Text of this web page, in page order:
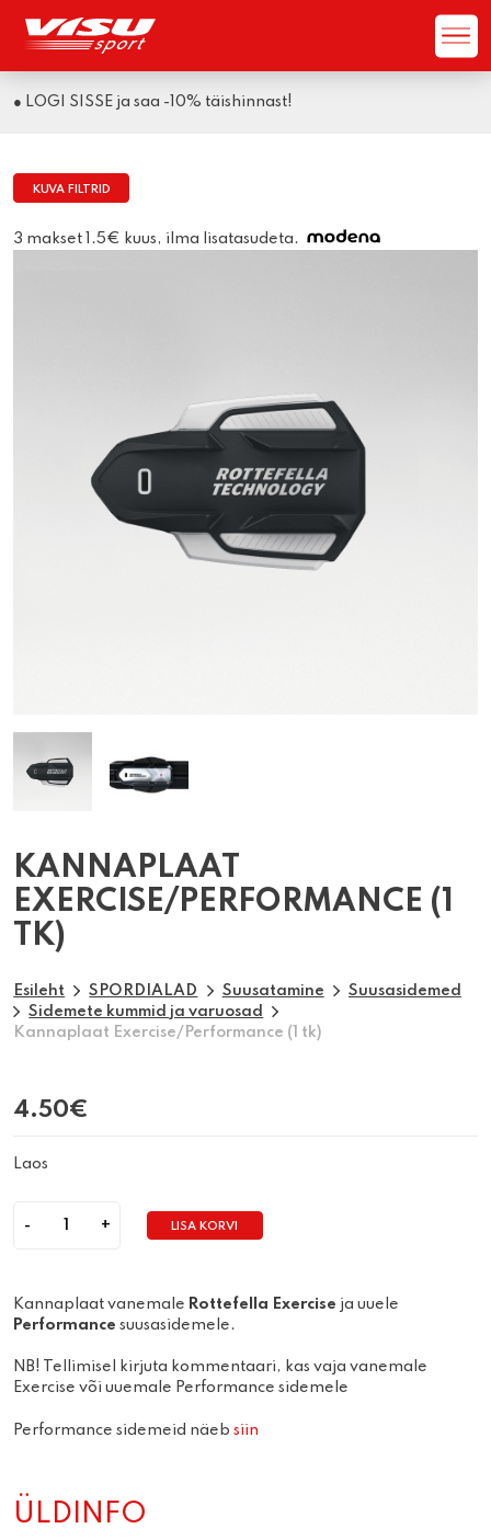
● LOGI SISSE ja saa -10% täishinnast!
KUVA FILTRID
3 makset 1.5€ kuus, ilma lisatasudeta.
KANNAPLAAT
EXERCISE/PERFORMANCE (1
TK)
Esileht SPORDIALAD Suusatamine
Suusasidemed
Sidemete kummid ja varuosad
Kannaplaat Exercise/Performance (1 tk)
4.50€
Laos
Quantity LISA KORVI
Kannaplaat vanemale Rottefella Exercise ja uuele
Performance suusasidemele.
NB! Tellimisel kirjuta kommentaari, kas vaja vanemale
Exercise või uuemale Performance sidemele
Performance sidemeid näebsiin
ÜLDINFO